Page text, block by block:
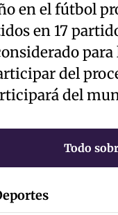
en el fútbol
en 17
del
del
Todo